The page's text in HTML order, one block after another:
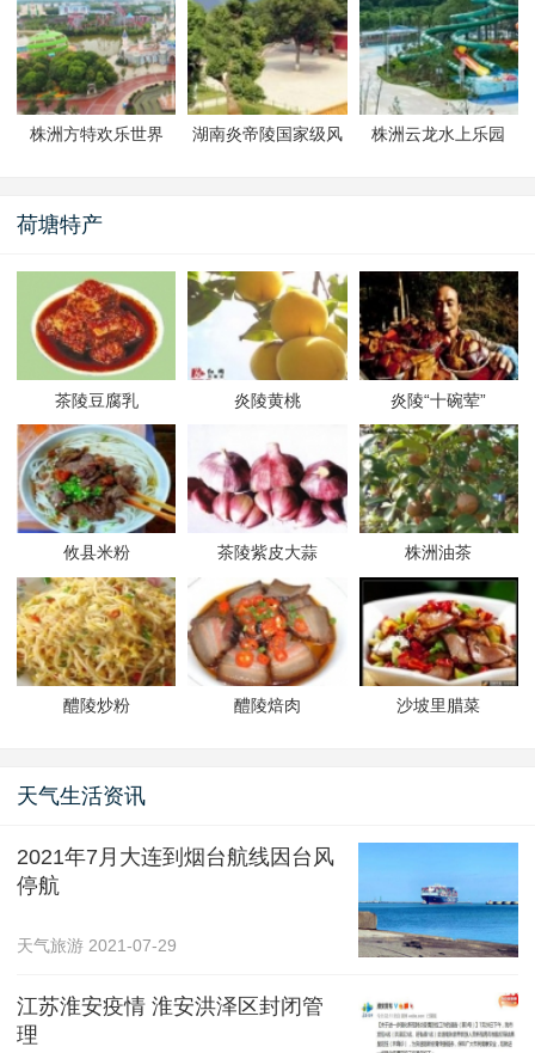
株洲方特欢乐世界
湖南炎帝陵国家级风
株洲云龙水上乐园
荷塘特产
茶陵豆腐乳 炎陵黄桃 炎陵“十碗荤”
攸县米粉 茶陵紫皮大蒜 株洲油茶
醴陵炒粉 醴陵焙肉 沙坡里腊菜
天气生活资讯
2021年7月大连到烟台航线因台风
停航
天气旅游 2021-07-29
江苏淮安疫情 淮安洪泽区封闭管
理